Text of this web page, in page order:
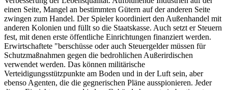
einen Seite, Mangel an bestimmten Gütern auf der anderen Seite
zwingen zum Handel. Der Spieler koordiniert den Außenhandel mit
anderen Kolonien und füllt so die Staatskasse. Auch setzt er Steuern
fest, mit denen erste öffentliche Einrichtungen finanziert werden.
Erwirtschaftete "berschüsse oder auch Steuergelder müssen für
Schutzmaßnahmen gegen die bedrohlichen Außerirdischen
verwendet werden. Das können militärische
Verteidigungsstützpunkte am Boden und in der Luft sein, aber
ebenso Agenten, die die gegnerischen Pläne ausspionieren. Jeder